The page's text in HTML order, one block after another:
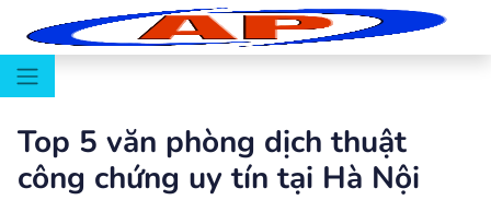
Top 5 văn phòng dịch thuật
công chứng uy tín tại Hà Nội